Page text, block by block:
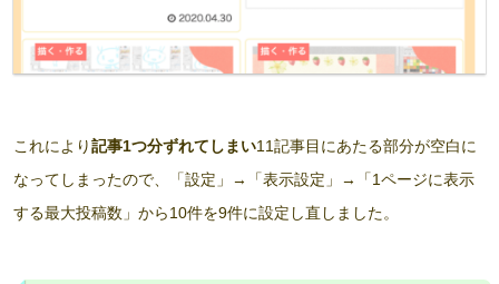
これにより記事1つ分ずれてしまい11記事目にあたる部分が空白に
なってしまったので、「設定」→「表示設定」→「1ページに表示
する最大投稿数」から10件を9件に設定し直しました。